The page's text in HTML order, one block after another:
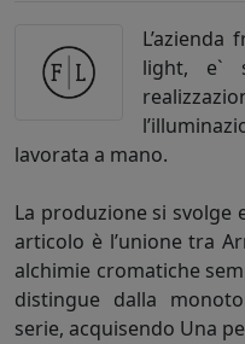
L’azienda
light, e`
lavorata a mano.
La produzione si svolge
articolo è l’unione tra
alchimie cromatiche
distingue dalla
serie, acquisendo Una